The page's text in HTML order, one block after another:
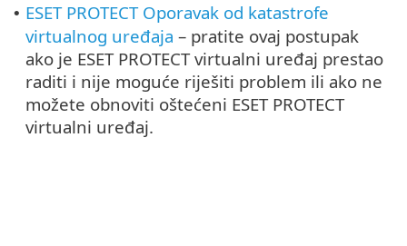
• ESET PROTECT Oporavak od katastrofe
virtualnog uređaja – pratite ovaj postupak
ako je ESET PROTECT virtualni uređaj prestao
raditi i nije moguće riješiti problem ili ako ne
možete obnoviti oštećeni ESET PROTECT
virtualni uređaj.